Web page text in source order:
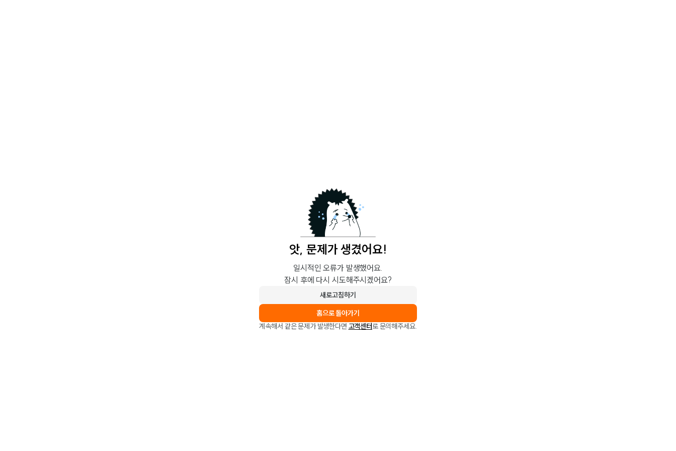
앗, 문제가 생겼어요!
일시적인 오류가 발생했어요.
잠시 후에 다시 시도해주시겠어요?
새로고침하기
홈으로 돌아가기
계속해서 같은 문제가 발생한다면 고객센터로 문의해주세요.